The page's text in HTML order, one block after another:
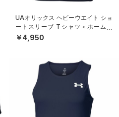
UAオリックス ヘビーウエイト ショ
ートスリーブ Tシャツ＜ホーム＞
（ベースボール/UNISEX）
￥4,950